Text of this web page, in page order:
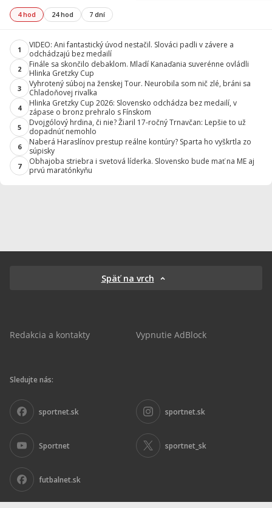
4 hod 24 hod 7 dní
1
VIDEO: Ani fantastický úvod nestačil. Slováci padli v závere a
odchádzajú bez medailí
2
Finále sa skončilo debaklom. Mladí Kanaďania suverénne ovládli
Hlinka Gretzky Cup
3
Vyhrotený súboj na ženskej Tour. Neurobila som nič zlé, bráni sa
Chladoňovej rivalka
4
Hlinka Gretzky Cup 2026: Slovensko odchádza bez medailí, v
zápase o bronz prehralo s Fínskom
5
Dvojgólový hrdina, či nie? Žiaril 17-ročný Trnavčan: Lepšie to už
dopadnúť nemohlo
6
Naberá Haraslínov prestup reálne kontúry? Sparta ho vyškrtla zo
súpisky
7
Obhajoba striebra i svetová líderka. Slovensko bude mať na ME aj
prvú maratónkyňu
Späť na vrch
Redakcia a kontakty Vypnutie AdBlock
Sledujte nás:
sportnet.sk sportnet.sk
Sportnet sportnet_sk
futbalnet.sk